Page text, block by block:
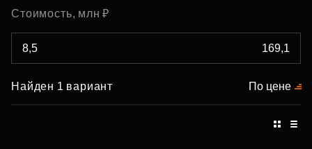
Стоимость, млн ₽
Найден 1 вариант По цене